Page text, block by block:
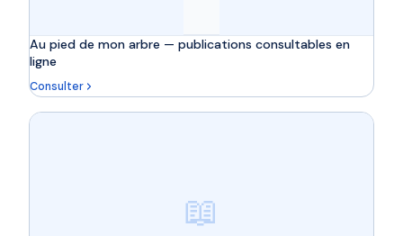
Au pied de mon arbre — publications consultables en
ligne
Consulter
📖